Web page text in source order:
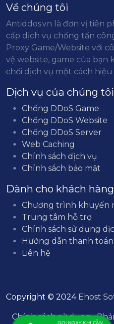
Về chúng tôi
Antiddos.vn là đơn vị tiên
cấp dịch vụ chống tấn
Proxy Game/Website với
vệ website, game của bạn
chối dịch vụ một cách
Dịch vụ của chúng tôi
Chống DDoS Game
Chống DDoS Website
Chống DDoS Server
Web Caching
Chính sách dịch vụ
Chính sách bảo mật
Dành cho khách hàng
Chương trình khuyến
Trung tâm hỗ trợ
Chính sách sử dụng
Hướng dẫn thanh toán
Liên hệ
Copyright © 2024 Ehost
Chính sách sử dụng
GỌI NGAY KHI CẦN